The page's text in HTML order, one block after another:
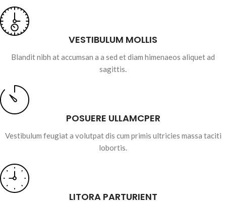
VESTIBULUM MOLLIS
Blandit nibh at accumsan a a sed et diam himenaeos aliquet ad
sagittis.
POSUERE ULLAMCPER
Vestibulum feugiat a volutpat dis cum primis ultricies massa taciti
lobortis.
LITORA PARTURIENT